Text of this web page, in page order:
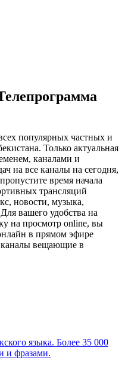
популярных частных и
Только актуальная
каналами и
на все каналы на сегодня,
время начала
трансляций
новости, музыка,
вашего удобства на
на просмотр online, вы
в прямом эфире
каналы вещающие в
языка. Более 35 000
и фразами.